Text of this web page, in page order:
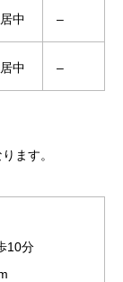
中 –
中 –
ます。
10分